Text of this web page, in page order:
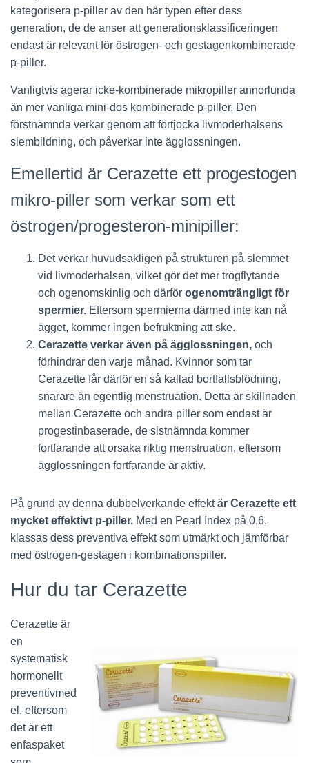
kategorisera p-piller av den här typen efter dess
generation, de de anser att generationsklassificeringen
endast är relevant för östrogen- och gestagenkombinerade
p-piller.
Vanligtvis agerar icke-kombinerade mikropiller annorlunda
än mer vanliga mini-dos kombinerade p-piller. Den
förstnämnda verkar genom att förtjocka livmoderhalsens
slembildning, och påverkar inte ägglossningen.
Emellertid är Cerazette ett progestogen
mikro-piller som verkar som ett
östrogen/progesteron-minipiller:
Det verkar huvudsakligen på strukturen på slemmet
vid livmoderhalsen, vilket gör det mer trögflytande
och ogenomskinlig och därför ogenomträngligt för
spermier. Eftersom spermierna därmed inte kan nå
ägget, kommer ingen befruktning att ske.
Cerazette verkar även på ägglossningen, och
förhindrar den varje månad. Kvinnor som tar
Cerazette får därför en så kallad bortfallsblödning,
snarare än egentlig menstruation. Detta är skillnaden
mellan Cerazette och andra piller som endast är
progestinbaserade, de sistnämnda kommer
fortfarande att orsaka riktig menstruation, eftersom
ägglossningen fortfarande är aktiv.
På grund av denna dubbelverkande effektär Cerazette ett
mycket effektivt p-piller. Med en Pearl Index på 0,6,
klassas dess preventiva effekt som utmärkt och jämförbar
med östrogen-gestagen i kombinationspiller.
Hur du tar Cerazette
Cerazette är
en
systematisk
hormonellt
preventivmed
el, eftersom
det är ett
enfaspaket